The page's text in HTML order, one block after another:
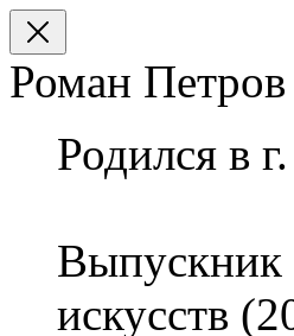
Роман Петров
Родился в
Выпускник
искусств